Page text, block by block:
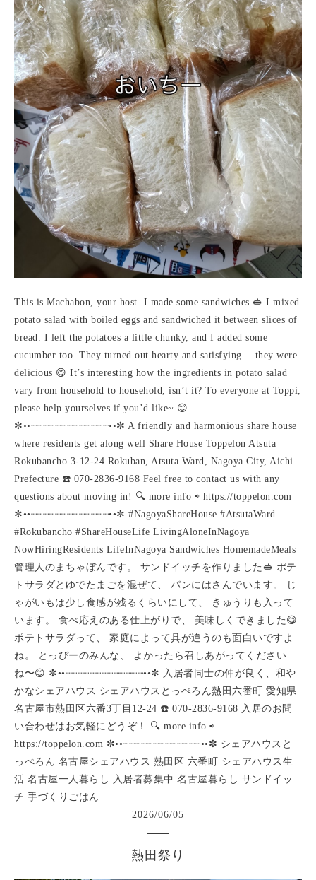
This is Machabon, your host. I made some sandwiches 🥪 I mixed
potato salad with boiled eggs and sandwiched it between slices of
bread. I left the potatoes a little chunky, and I added some
cucumber too. They turned out hearty and satisfying— they were
delicious 😋 It’s interesting how the ingredients in potato salad
vary from household to household, isn’t it? To everyone at Toppi,
please help yourselves if you’d like~ 😊
✼••┈┈┈┈┈┈┈┈┈┈┈┈┈••✼ A friendly and harmonious share house
where residents get along well Share House Toppelon Atsuta
Rokubancho 3-12-24 Rokuban, Atsuta Ward, Nagoya City, Aichi
Prefecture ☎️ 070-2836-9168 Feel free to contact us with any
questions about moving in! 🔍 more info ⇨ https://toppelon.com
✼••┈┈┈┈┈┈┈┈┈┈┈┈┈••✼ #NagoyaShareHouse #AtsutaWard
#Rokubancho #ShareHouseLife LivingAloneInNagoya
NowHiringResidents LifeInNagoya Sandwiches HomemadeMeals
管理人のまちゃぼんです。 サンドイッチを作りました🥪 ポテ
トサラダとゆでたまごを混ぜて、 パンにはさんでいます。 じ
ゃがいもは少し食感が残るくらいにして、 きゅうりも入って
います。 食べ応えのある仕上がりで、 美味しくできました😋
ポテトサラダって、 家庭によって具が違うのも面白いですよ
ね。 とっぴーのみんな、 よかったら召しあがってください
ね〜😊 ✼••┈┈┈┈┈┈┈┈┈┈┈┈┈••✼ 入居者同士の仲が良く、和や
かなシェアハウス シェアハウスとっぺろん熱田六番町 愛知県
名古屋市熱田区六番3丁目12-24 ☎️ 070-2836-9168 入居のお問
い合わせはお気軽にどうぞ！ 🔍 more info ⇨
https://toppelon.com ✼••┈┈┈┈┈┈┈┈┈┈┈┈┈••✼ シェアハウスと
っぺろん 名古屋シェアハウス 熱田区 六番町 シェアハウス生
活 名古屋一人暮らし 入居者募集中 名古屋暮らし サンドイッ
チ 手づくりごはん
2026/06/05
熱田祭り